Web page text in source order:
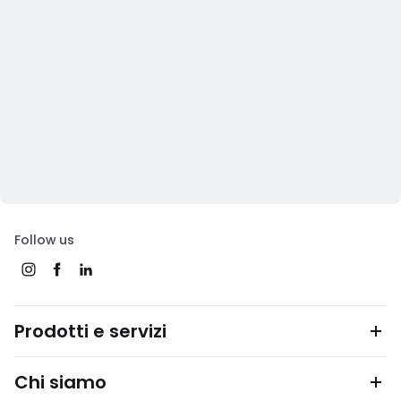
Follow us
Prodotti e servizi
Chi siamo